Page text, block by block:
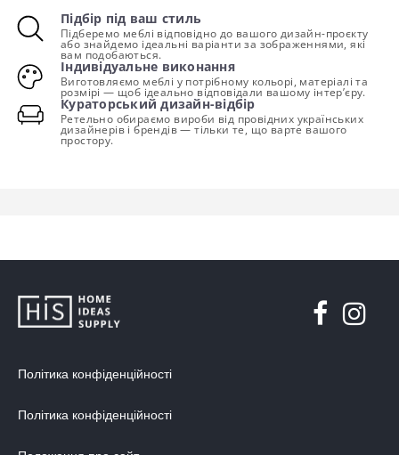
Підбір під ваш стиль
Підберемо меблі відповідно до вашого дизайн-проєкту
або знайдемо ідеальні варіанти за зображеннями, які
вам подобаються.
Індивідуальне виконання
Виготовляємо меблі у потрібному кольорі, матеріалі та
розмірі — щоб ідеально відповідали вашому інтер’єру.
Кураторський дизайн-відбір
Ретельно обираємо вироби від провідних українських
дизайнерів і брендів — тільки те, що варте вашого
простору.
Політика конфіденційності
Політика конфіденційності